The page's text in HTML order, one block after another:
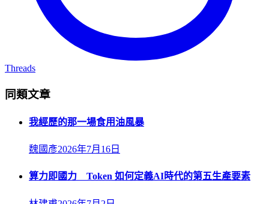
Threads
同類文章
我經歷的那一場食用油風暴
魏國彥2026年7月16日
算力即國力 Token 如何定義AI時代的第五生產要素